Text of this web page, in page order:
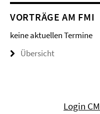
VORTRÄGE AM FMI
keine aktuellen Termine
Übersicht
Login